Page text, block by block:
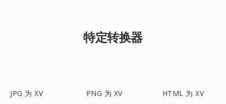
特定转换器
JPG 为 XV PNG 为 XV HTML 为 XV